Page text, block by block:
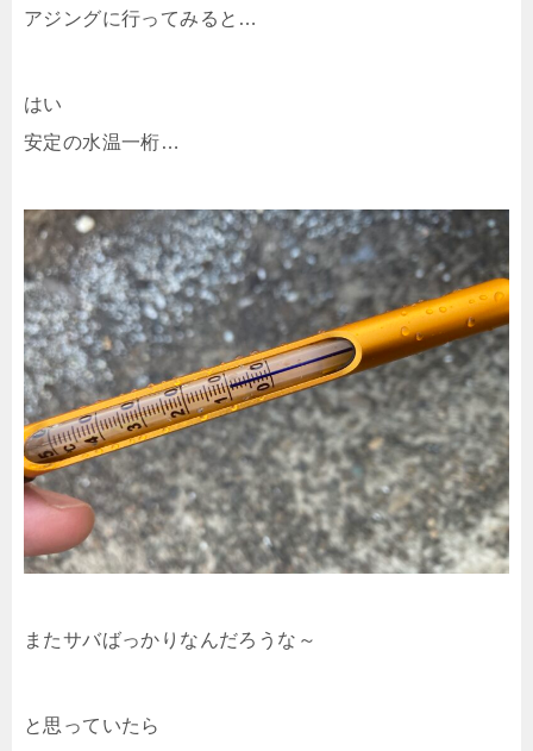
アジングに行ってみると…
はい
安定の水温一桁…
またサバばっかりなんだろうな～
と思っていたら